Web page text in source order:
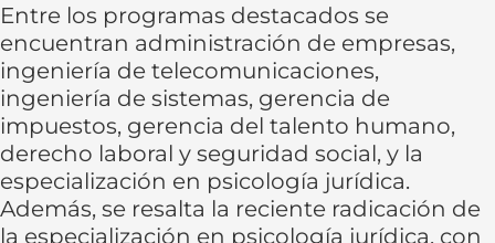
Entre los programas destacados se
encuentran administración de empresas,
ingeniería de telecomunicaciones,
ingeniería de sistemas, gerencia de
impuestos, gerencia del talento humano,
derecho laboral y seguridad social, y la
especialización en psicología jurídica.
Además, se resalta la reciente radicación de
la especialización en psicología jurídica, con